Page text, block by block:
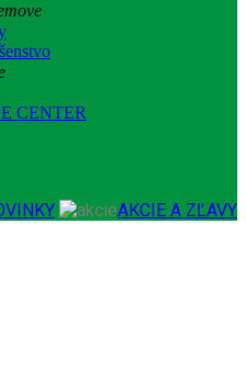
CENTER
AKCIE A ZĽAVY